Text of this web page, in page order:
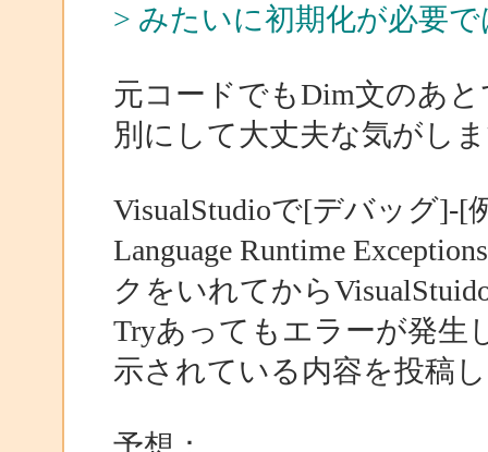
> みたいに初期化が必要
元コードでもDim文のあ
別にして大丈夫な気がし
VisualStudioで[デバッグ]-[
Language Runtime
クをいれてから
Tryあってもエラーが発生
示されている内容を投稿